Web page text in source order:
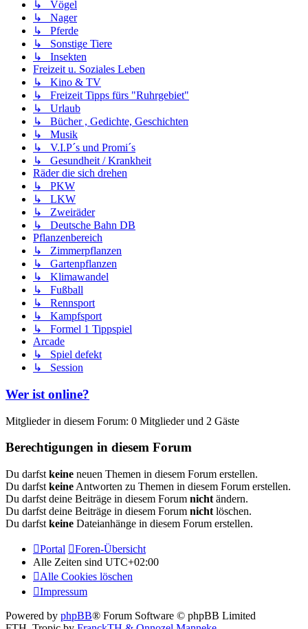
↳ Vögel
↳ Nager
↳ Pferde
↳ Sonstige Tiere
↳ Insekten
Freizeit u. Soziales Leben
↳ Kino & TV
↳ Freizeit Tipps fürs "Ruhrgebiet"
↳ Urlaub
↳ Bücher , Gedichte, Geschichten
↳ Musik
↳ V.I.P´s und Promi´s
↳ Gesundheit / Krankheit
Räder die sich drehen
↳ PKW
↳ LKW
↳ Zweiräder
↳ Deutsche Bahn DB
Pflanzenbereich
↳ Zimmerpflanzen
↳ Gartenpflanzen
↳ Klimawandel
↳ Fußball
↳ Rennsport
↳ Kampfsport
↳ Formel 1 Tippspiel
Arcade
↳ Spiel defekt
↳ Session
Wer ist online?
Mitglieder in diesem Forum: 0 Mitglieder und 2 Gäste
Berechtigungen in diesem Forum
Du darfst keine neuen Themen in diesem Forum erstellen.
Du darfst keine Antworten zu Themen in diesem Forum erstellen.
Du darfst deine Beiträge in diesem Forum nicht ändern.
Du darfst deine Beiträge in diesem Forum nicht löschen.
Du darfst keine Dateianhänge in diesem Forum erstellen.
Portal
Foren-Übersicht
Alle Zeiten sind UTC+02:00
Alle Cookies löschen
Impressum
Powered by phpBB® Forum Software © phpBB Limited